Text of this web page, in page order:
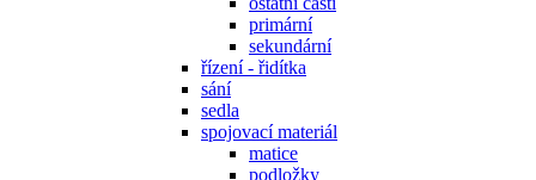
primární
sekundární
řízení - řidítka
sání
sedla
spojovací materiál
matice
podložky